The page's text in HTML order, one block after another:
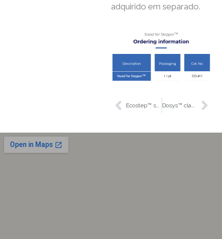
adquirido em separado.
Ecostep™ syringes Dosys™ classic 163 syringe pipette